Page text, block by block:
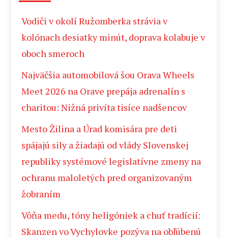
Vodiči v okolí Ružomberka strávia v
kolónach desiatky minút, doprava kolabuje v
oboch smeroch
Najväčšia automobilová šou Orava Wheels
Meet 2026 na Orave prepája adrenalín s
charitou: Nižná privíta tisíce nadšencov
Mesto Žilina a Úrad komisára pre deti
spájajú sily a žiadajú od vlády Slovenskej
republiky systémové legislatívne zmeny na
ochranu maloletých pred organizovaným
žobraním
Vôňa medu, tóny heligóniek a chuť tradícií:
Skanzen vo Vychylovke pozýva na obľúbenú